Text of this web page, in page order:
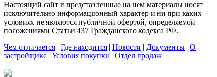
Настоящий сайт и представленные на нем материалы носят
исключительно информационный характер и ни при каких
условиях не являются публичной офертой, определяемой
положениями Статьи 437 Гражданского кодекса РФ.
Чем отличается | Где находится | Новости | Документы | О
застройщике | Условия покупки | Отдел продаж